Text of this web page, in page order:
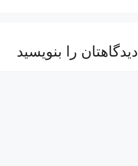
دیدگاهتان را بنویسید